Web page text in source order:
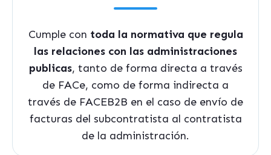
Cumple con toda la normativa que regula
las relaciones con las administraciones
publicas, tanto de forma directa a través
de FACe, como de forma indirecta a
través de FACEB2B en el caso de envío de
facturas del subcontratista al contratista
de la administración.